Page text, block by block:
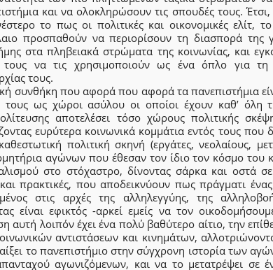
και να ολοκληρώσουν τις σπουδές τους. Έτσι,
το πως οι πολιτικές και οικονομικές ελίτ,
προσπαθούν να περιορίσουν τη διασπορά της
στα πληβειακά στρώματα της κοινωνίας, και
τους να τις χρησιμοποιούν ως ένα όπλο για τη
τους.
συνθήκη που αφορά που αφορά τα πανεπιστήμια
τους ως χώροι ασύλου οι οποίοι έχουν καθ’ όλη
αποτελέσει τόσο χώρους πολιτικής
ευρύτερα κοινωνικά κομμάτια εντός τους
πολιτική σκηνή (εργάτες, νεολαίους,
αγώνων που έθεσαν τον ίδιο τον κόσμο του
στο στόχαστρο, δίνοντας σάρκα και οστά σε
και πρακτικές, που αποδεικνύουν πως πράγματι
στις αρχές της αλληλεγγύης, της
είναι εφικτός -αρκεί εμείς να τον
αυτή λοιπόν έχει ένα πολύ βαθύτερο αίτιο, την
αντιστάσεων και κινημάτων,
το πανεπιστήμιο στην σύγχρονη ιστορία των
αγωνιζόμενων, και να το μετατρέψει σε